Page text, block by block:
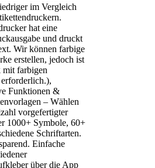
im Vergleich
hat eine
und druckt
Wir können farbige
erstellen, jedoch ist
mit farbigen
Funktionen &
– Wählen
vorgefertigter
1000+ Symbole, 60+
Schriftarten.
Einfache
über die App